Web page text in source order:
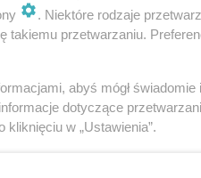
. Niektóre rodzaje
takiemu przetwarzaniu.
abyś mógł
dotyczące
kliknięciu w „Ustawienia”.